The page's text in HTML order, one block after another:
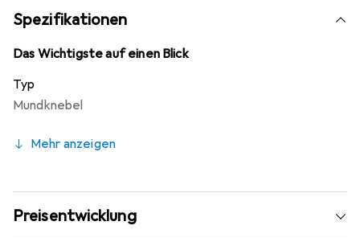
gleichzeitig die Kommunikation einschränkt. Dieses
Produkt richtet sich an alle, die ihre Bondage-Erfahrungen
erweitern möchten, und ist sowohl für Einsteiger als auch
Spezifikationen
Das Wichtigste auf einen Blick
Typ
Mundknebel
Mehr anzeigen
Preisentwicklung